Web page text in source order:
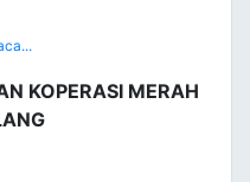
KOPERASI MERAH